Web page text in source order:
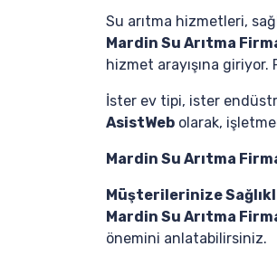
Su arıtma hizmetleri,
Mardin Su Arıtma
hizmet arayışına
İster ev tipi, ister
AsistWeb olarak,
Mardin Su Arıtma
Müşterilerinize
Mardin Su Arıtma
önemini anlatabilirsiniz.